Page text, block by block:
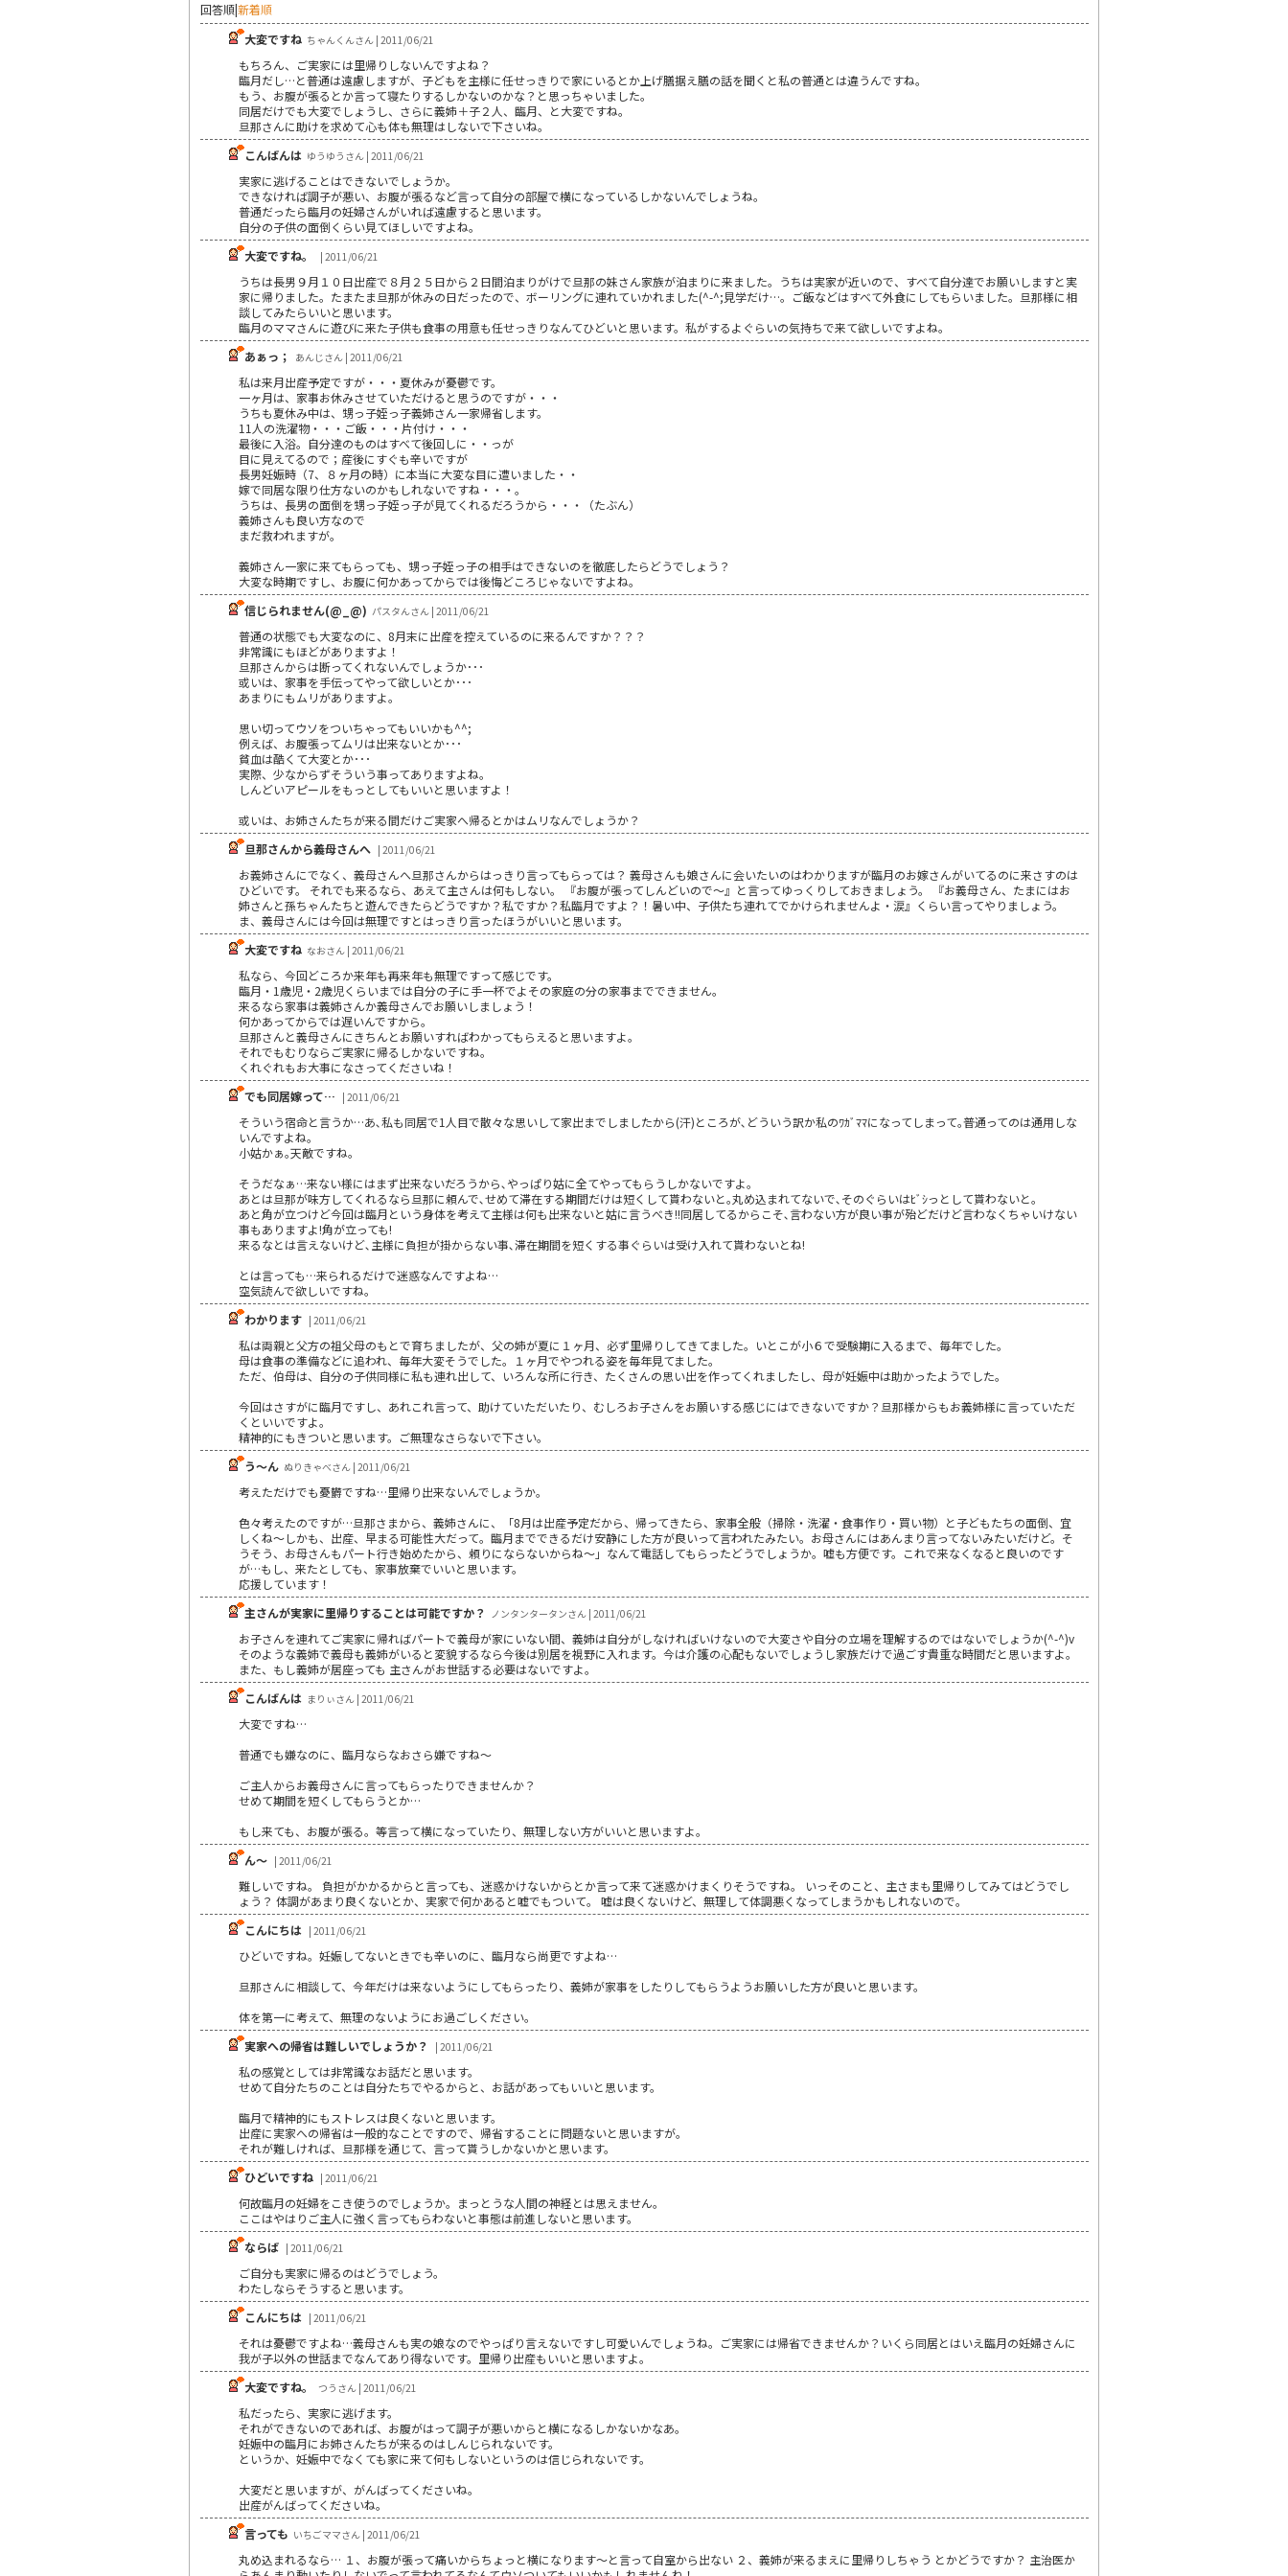
回答順|新着順
大変ですね ちゃんくんさん | 2011/06/21
もちろん、ご実家には里帰りしないんですよね？
臨月だし…と普通は遠慮しますが、子どもを主様に任せっきりで家にいるとか上げ膳据え膳の話を聞くと私の普通とは違うんですね。
もう、お腹が張るとか言って寝たりするしかないのかな？と思っちゃいました。
同居だけでも大変でしょうし、さらに義姉＋子２人、臨月、と大変ですね。
旦那さんに助けを求めて心も体も無理はしないで下さいね。
こんばんは ゆうゆうさん | 2011/06/21
実家に逃げることはできないでしょうか。
できなければ調子が悪い、お腹が張るなど言って自分の部屋で横になっているしかないんでしょうね。
普通だったら臨月の妊婦さんがいれば遠慮すると思います。
自分の子供の面倒くらい見てほしいですよね。
大変ですね。
| 2011/06/21
うちは長男９月１０日出産で８月２５日から２日間泊まりがけで旦那の妹さん家族が泊まりに来ました。うちは実家が近いので、すべて自分達でお願いしますと実
家に帰りました。たまたま旦那が休みの日だったので、ボーリングに連れていかれました(^-^;見学だけ…。ご飯などはすべて外食にしてもらいました。旦那様に相
談してみたらいいと思います。
臨月のママさんに遊びに来た子供も食事の用意も任せっきりなんてひどいと思います。私がするよぐらいの気持ちで来て欲しいですよね。
あぁっ；
あんじさん | 2011/06/21
私は来月出産予定ですが・・・夏休みが憂鬱です。
一ヶ月は、家事お休みさせていただけると思うのですが・・・
うちも夏休み中は、甥っ子姪っ子義姉さん一家帰省します。
11人の洗濯物・・・ご飯・・・片付け・・・
最後に入浴。自分達のものはすべて後回しに・・っが
目に見えてるので；産後にすぐも辛いですが
長男妊娠時（7、８ヶ月の時）に本当に大変な目に遭いました・・
嫁で同居な限り仕方ないのかもしれないですね・・・。
うちは、長男の面倒を甥っ子姪っ子が見てくれるだろうから・・・（たぶん）
義姉さんも良い方なので
まだ救われますが。
義姉さん一家に来てもらっても、甥っ子姪っ子の相手はできないのを徹底したらどうでしょう？
大変な時期ですし、お腹に何かあってからでは後悔どころじゃないですよね。
信じられません(@_@) パスタんさん | 2011/06/21
普通の状態でも大変なのに、8月末に出産を控えているのに来るんですか？？？
非常識にもほどがありますよ！
旦那さんからは断ってくれないんでしょうか･･･
或いは、家事を手伝ってやって欲しいとか･･･
あまりにもムリがありますよ。
思い切ってウソをついちゃってもいいかも^^;
例えば、お腹張ってムリは出来ないとか･･･
貧血は酷くて大変とか･･･
実際、少なからずそういう事ってありますよね。
しんどいアピールをもっとしてもいいと思いますよ！
或いは、お姉さんたちが来る間だけご実家へ帰るとかはムリなんでしょうか？
旦那さんから義母さんへ | 2011/06/21
お義姉さんにでなく、義母さんへ旦那さんからはっきり言ってもらっては？ 義母さんも娘さんに会いたいのはわかりますが臨月のお嫁さんがいてるのに来さすのは
ひどいです。 それでも来るなら、あえて主さんは何もしない。 『お腹が張ってしんどいので～』と言ってゆっくりしておきましょう。 『お義母さん、たまにはお
姉さんと孫ちゃんたちと遊んできたらどうですか？私ですか？私臨月ですよ？！暑い中、子供たち連れてでかけられませんよ・涙』くらい言ってやりましょう。
ま、義母さんには今回は無理ですとはっきり言ったほうがいいと思います。
大変ですね なおさん | 2011/06/21
私なら、今回どころか来年も再来年も無理ですって感じです。
臨月・1歳児・2歳児くらいまでは自分の子に手一杯でよその家庭の分の家事までできません。
来るなら家事は義姉さんか義母さんでお願いしましょう！
何かあってからでは遅いんですから。
旦那さんと義母さんにきちんとお願いすればわかってもらえると思いますよ。
それでもむりならご実家に帰るしかないですね。
くれぐれもお大事になさってくださいね！
でも同居嫁って… | 2011/06/21
そういう宿命と言うか…あ､私も同居で1人目で散々な思いして家出までしましたから(汗)ところが､どういう訳か私のﾜｶﾞﾏﾏになってしまって｡普通ってのは通用しな
いんですよね｡
小姑かぁ｡天敵ですね｡
そうだなぁ…来ない様にはまず出来ないだろうから､やっぱり姑に全てやってもらうしかないですよ｡
あとは旦那が味方してくれるなら旦那に頼んで､せめて滞在する期間だけは短くして貰わないと｡丸め込まれてないで､そのぐらいはﾋﾞｼっとして貰わないと｡
あと角が立つけど今回は臨月という身体を考えて主様は何も出来ないと姑に言うべき!!同居してるからこそ､言わない方が良い事が殆どだけど言わなくちゃいけない
事もありますよ!角が立っても!
来るなとは言えないけど､主様に負担が掛からない事､滞在期間を短くする事ぐらいは受け入れて貰わないとね!
とは言っても…来られるだけで迷惑なんですよね…
空気読んで欲しいですね。
わかります | 2011/06/21
私は両親と父方の祖父母のもとで育ちましたが、父の姉が夏に１ヶ月、必ず里帰りしてきてました。いとこが小６で受験期に入るまで、毎年でした。
母は食事の準備などに追われ、毎年大変そうでした。１ヶ月でやつれる姿を毎年見てました。
ただ、伯母は、自分の子供同様に私も連れ出して、いろんな所に行き、たくさんの思い出を作ってくれましたし、母が妊娠中は助かったようでした。
今回はさすがに臨月ですし、あれこれ言って、助けていただいたり、むしろお子さんをお願いする感じにはできないですか？旦那様からもお義姉様に言っていただ
くといいですよ。
精神的にもきついと思います。ご無理なさらないで下さい。
う～ん ぬりきゃべさん | 2011/06/21
考えただけでも憂欝ですね…里帰り出来ないんでしょうか。
色々考えたのですが…旦那さまから、義姉さんに、「8月は出産予定だから、帰ってきたら、家事全般（掃除・洗濯・食事作り・買い物）と子どもたちの面倒、宜
しくね～しかも、出産、早まる可能性大だって。臨月までできるだけ安静にした方が良いって言われたみたい。お母さんにはあんまり言ってないみたいだけど。そ
うそう、お母さんもパート行き始めたから、頼りにならないからね～」なんて電話してもらったどうでしょうか。嘘も方便です。これで来なくなると良いのです
が…もし、来たとしても、家事放棄でいいと思います。
応援しています！
主さんが実家に里帰りすることは可能ですか？
ノンタンタータンさん | 2011/06/21
お子さんを連れてご実家に帰ればパートで義母が家にいない間、義姉は自分がしなければいけないので大変さや自分の立場を理解するのではないでしょうか(^-^)v
そのような義姉で義母も義姉がいると変貌するなら今後は別居を視野に入れます。今は介護の心配もないでしょうし家族だけで過ごす貴重な時間だと思いますよ。
また、もし義姉が居座っても 主さんがお世話する必要はないですよ。
こんばんは まりぃさん | 2011/06/21
大変ですね…
普通でも嫌なのに、臨月ならなおさら嫌ですね～
ご主人からお義母さんに言ってもらったりできませんか？
せめて期間を短くしてもらうとか…
もし来ても、お腹が張る。等言って横になっていたり、無理しない方がいいと思いますよ。
ん～ | 2011/06/21
難しいですね。 負担がかかるからと言っても、迷惑かけないからとか言って来て迷惑かけまくりそうですね。 いっそのこと、主さまも里帰りしてみてはどうでし
ょう？ 体調があまり良くないとか、実家で何かあると嘘でもついて。 嘘は良くないけど、無理して体調悪くなってしまうかもしれないので。
こんにちは | 2011/06/21
ひどいですね。妊娠してないときでも辛いのに、臨月なら尚更ですよね…
旦那さんに相談して、今年だけは来ないようにしてもらったり、義姉が家事をしたりしてもらうようお願いした方が良いと思います。
体を第一に考えて、無理のないようにお過ごしください。
実家への帰省は難しいでしょうか？
| 2011/06/21
私の感覚としては非常識なお話だと思います。
せめて自分たちのことは自分たちでやるからと、お話があってもいいと思います。
臨月で精神的にもストレスは良くないと思います。
出産に実家への帰省は一般的なことですので、帰省することに問題ないと思いますが。
それが難しければ、旦那様を通じて、言って貰うしかないかと思います。
ひどいですね | 2011/06/21
何故臨月の妊婦をこき使うのでしょうか。まっとうな人間の神経とは思えません。
ここはやはりご主人に強く言ってもらわないと事態は前進しないと思います。
ならば | 2011/06/21
ご自分も実家に帰るのはどうでしょう。
わたしならそうすると思います。
こんにちは | 2011/06/21
それは憂鬱ですよね…義母さんも実の娘なのでやっぱり言えないですし可愛いんでしょうね。ご実家には帰省できませんか？いくら同居とはいえ臨月の妊婦さんに
我が子以外の世話までなんてあり得ないです。里帰り出産もいいと思いますよ。
大変ですね。
つうさん | 2011/06/21
私だったら、実家に逃げます。
それができないのであれば、お腹がはって調子が悪いからと横になるしかないかなあ。
妊娠中の臨月にお姉さんたちが来るのはしんじられないです。
というか、妊娠中でなくても家に来て何もしないというのは信じられないです。
大変だと思いますが、がんばってくださいね。
出産がんばってくださいね。
言っても いちごママさん | 2011/06/21
丸め込まれるなら… １、お腹が張って痛いからちょっと横になります～と言って自室から出ない ２、義姉が来るまえに里帰りしちゃう とかどうですか？ 主治医か